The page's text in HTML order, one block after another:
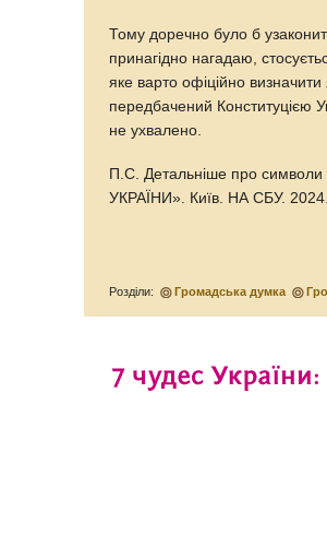
Тому доречно було б
принагідно нагадаю,
яке варто офіційно
передбачений Конституцією
не ухвалено.
П.С. Детальніше про
УКРАЇНИ». Київ. НА СБУ.
Розділи: Громадська думка